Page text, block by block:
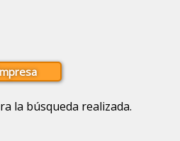
la búsqueda realizada.